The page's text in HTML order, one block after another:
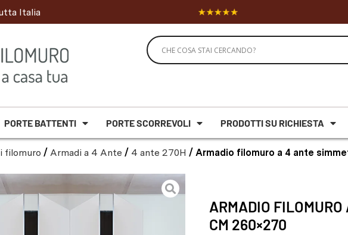
Italia
PORTE BATTENTI PORTE SCORREVOLI PRODOTTI SU RICHIESTA
filomuro / Armadi a 4 Ante / 4 ante 270H / Armadio filomuro a 4 ante
ARMADIO
CM 260×270